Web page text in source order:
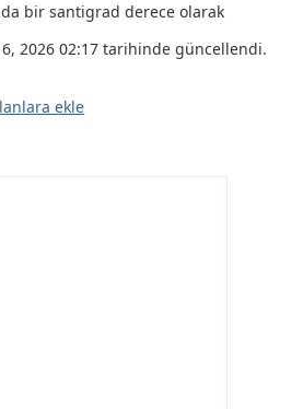
bir santigrad derece olarak
2026 02:17 tarihinde güncellendi.
ekle